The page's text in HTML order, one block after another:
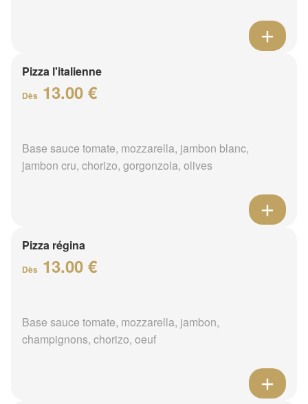
Pizza l'italienne
Dès 13.00 €
Base sauce tomate, mozzarella, jambon blanc,
jambon cru, chorizo, gorgonzola, olives
Pizza régina
Dès 13.00 €
Base sauce tomate, mozzarella, jambon,
champignons, chorizo, oeuf